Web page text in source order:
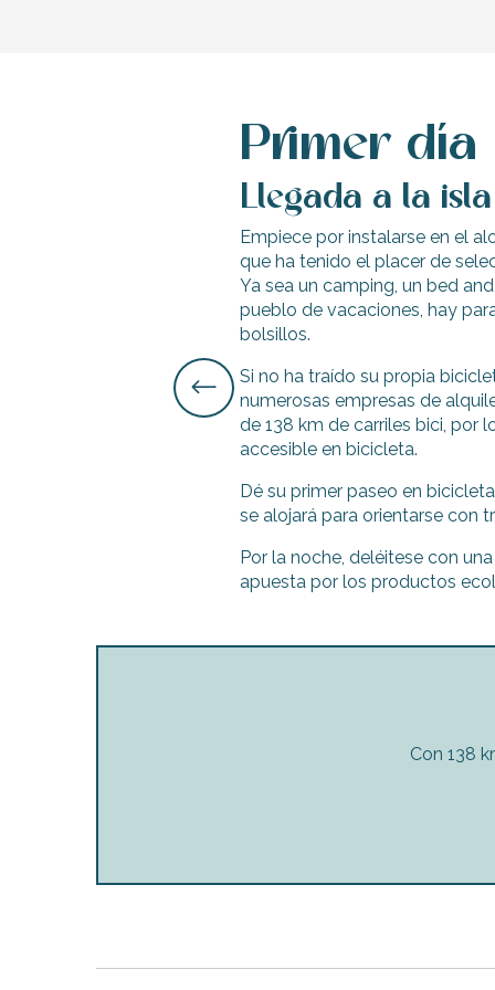
Primer día
Llegada a la
Empiece por instalarse en el
que ha tenido el placer de
Ya sea un camping, un bed
pueblo de vacaciones, hay
bolsillos.
Si no ha traído su propia
numerosas empresas de
de 138 km de carriles bici, por
accesible en bicicleta.
Dé su primer paseo en
se alojará para orientarse con
Por la noche, deléitese con
apuesta por los productos
Con 138